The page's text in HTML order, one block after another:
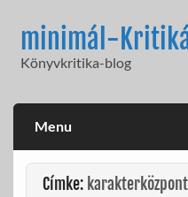
contentminimál-
Könyvkritika-blog
Menu
Címke: